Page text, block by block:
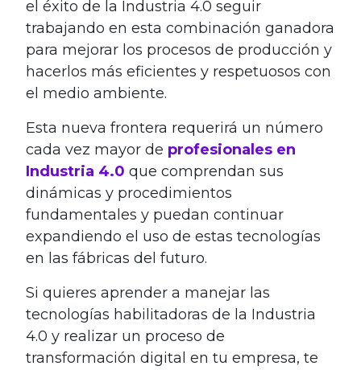
el éxito de la Industria 4.0 seguir
trabajando en esta combinación ganadora
para mejorar los procesos de producción y
hacerlos más eficientes y respetuosos con
el medio ambiente.
Esta nueva frontera requerirá un número
cada vez mayor de profesionales en
Industria 4.0 que comprendan sus
dinámicas y procedimientos
fundamentales y puedan continuar
expandiendo el uso de estas tecnologías
en las fábricas del futuro.
Si quieres aprender a manejar las
tecnologías habilitadoras de la Industria
4.0 y realizar un proceso de
transformación digital en tu empresa, te